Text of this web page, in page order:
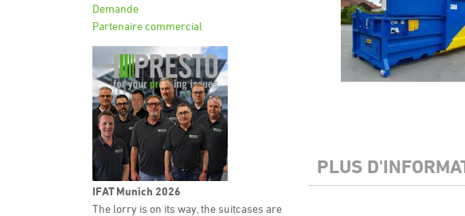
PLUS
Demande
Partenaire commercial
IFAT Munich 2026
The lorry is on its way, the suitcases are